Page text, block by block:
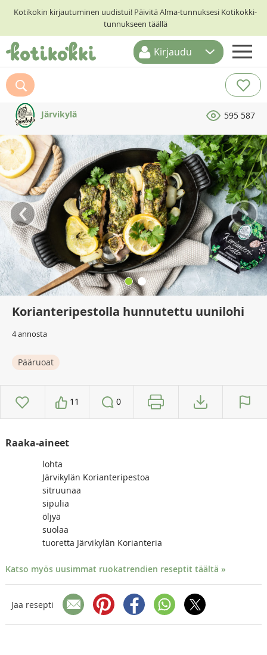
Kotikokin kirjautuminen uudistui! Päivitä Alma-tunnuksesi Kotikokki-
tunnukseen täällä
ETUSIVU
RESEPTIHAKU
RUOKATEEMAT
KESKUSTELUT
KOTIKOKIT
Kirjaudu
Järvikylä 595 587
‹ ›
Korianteripestolla hunnutettu uunilohi
4 annosta
Pääruoat
11 0
Raaka-aineet
lohta
Järvikylän Korianteripestoa
sitruunaa
sipulia
öljyä
suolaa
tuoretta Järvikylän Korianteria
Katso myös uusimmat ruokatrendien reseptit täältä »
Jaa resepti